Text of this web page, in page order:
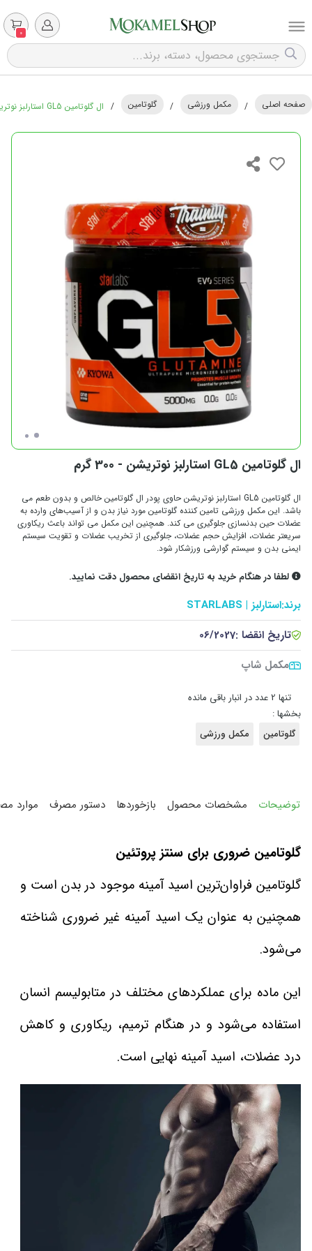
0
صفحه اصلی / مکمل ورزشی / گلوتامین / ال گلوتامین GL5 استارلبز نوتریشن - 300 گرم
ال گلوتامین GL5 استارلبز نوتریشن - 300 گرم
ال گلوتامین GL5 استارلبز نوتریشن حاوی پودر ال گلوتامین خالص و بدون طعم می
باشد. این مکمل ورزشی تامین کننده گلوتامین مورد نیاز بدن و از آسیب‌های وارده به
عضلات حین بدنسازی جلوگیری می کند. همچنین این مکمل می تواند باعث ریکاوری
سریعتر عضلات، افزایش حجم عضلات، جلوگیری از تخریب عضلات و تقویت سیستم
ایمنی بدن و سیستم گوارشی ورزشکار شود.
لطفا در هنگام خرید به تاریخ انقضای محصول دقت نمایید.
برند:استارلبز | STARLABS
تاریخ انقضا :06/2027
مکمل شاپ
تنها 2 عدد در انبار باقی مانده
بخشها :
گلوتامین
مکمل ورزشی
توضیحات مشخصات محصول بازخوردها دستور مصرف موارد
گلوتامین ضروری برای سنتز پروتئین
گلوتامین فراوان‌ترین اسید آمینه موجود در بدن است و
همچنین به عنوان یک اسید آمینه غیر ضروری شناخته
می‌شود.
این ماده برای عملکردهای مختلف در متابولیسم انسان
استفاده می‌شود و در هنگام ترمیم، ریکاوری و کاهش
درد عضلات، اسید آمینه نهایی است.